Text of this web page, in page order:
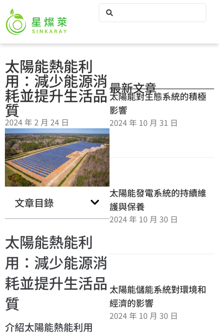
太陽能熱能利
用：減少能源消
耗並提升生活品
質
2024 年 2 月 24 日
文章目錄
太陽能熱能利
用：減少能源消
耗並提升生活品
質
介紹太陽能熱能利用
最新文章
太陽能對生態系統的積極
影響
2024 年 10 月 31 日
太陽能發電系統的持續維
護與保養
2024 年 10 月 30 日
太陽能儲能系統對環境和
經濟的影響
2024 年 10 月 30 日